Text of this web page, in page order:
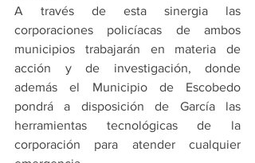
A través de esta sinergia las
corporaciones policíacas de ambos
municipios trabajarán en materia de
acción y de investigación, donde
además el Municipio de Escobedo
pondrá a disposición de García las
herramientas tecnológicas de la
corporación para atender cualquier